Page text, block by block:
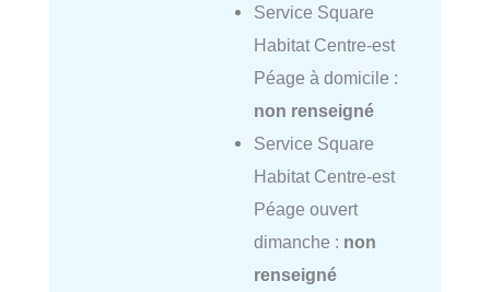
Service Square
Habitat Centre-est
Péage à domicile :
non renseigné
Service Square
Habitat Centre-est
Péage ouvert
dimanche : non
renseigné